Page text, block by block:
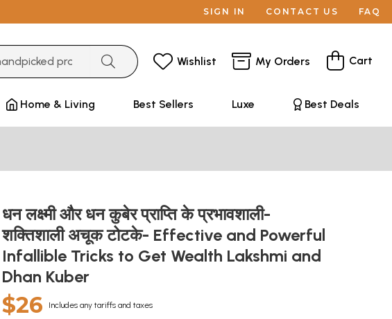
SIGN IN CONTACT US FAQ
Wishlist My Orders Cart
Home & Living Best Sellers Luxe Best Deals
धन लक्ष्मी और धन कुबेर प्राप्ति के प्रभावशाली-
शक्तिशाली अचूक टोटके- Effective and Powerful
Infallible Tricks to Get Wealth Lakshmi and
Dhan Kuber
$26 Includes any tariffs and taxes